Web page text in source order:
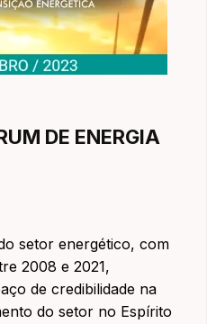
DE ENERGIA
setor energético, com
2008 e 2021,
de credibilidade na
do setor no Espírito